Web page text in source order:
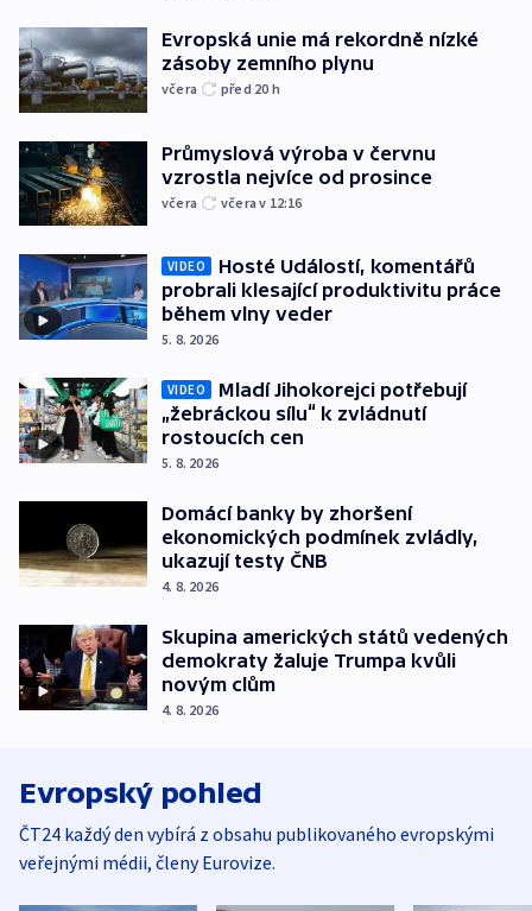
Evropská unie má rekordně nízké
zásoby zemního plynu
včera před 20 h
Průmyslová výroba v červnu
vzrostla nejvíce od prosince
včera včera v 12:16
VIDEO
Hosté Událostí, komentářů
probrali klesající produktivitu práce
během vlny veder
5. 8. 2026
VIDEO
Mladí Jihokorejci potřebují
„žebráckou sílu“ k zvládnutí
rostoucích cen
5. 8. 2026
Domácí banky by zhoršení
ekonomických podmínek zvládly,
ukazují testy ČNB
4. 8. 2026
Skupina amerických států vedených
demokraty žaluje Trumpa kvůli
novým clům
4. 8. 2026
Evropský pohled
ČT24 každý den vybírá z obsahu publikovaného evropskými
veřejnými médii, členy Eurovize.